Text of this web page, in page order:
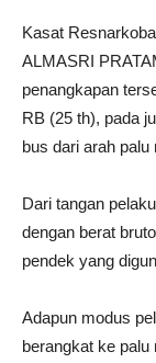
Kasat
ALMASRI
penangkapan
RB (25 th), pada
bus dari arah
Dari tangan
dengan berat
pendek yang
Adapun modus
berangkat ke palu